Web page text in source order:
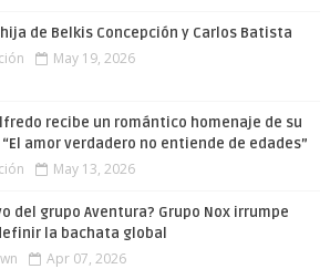
hija de Belkis Concepción y Carlos Batista
May 19, 2026
recibe un romántico homenaje de su
amor verdadero no entiende de edades”
May 13, 2026
del grupo Aventura? Grupo Nox irrumpe
la bachata global
Apr 07, 2026